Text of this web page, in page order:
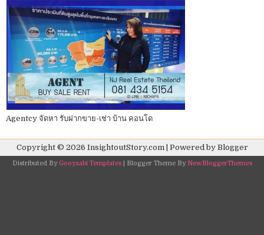
Agentcy จัดหา รับฝากขาย-เช่า บ้าน คอนโด
Copyright © 2026 InsightoutStory.com | Powered by Blogger
Distributed By Gooyaabi Templates| Blogger Theme By NewBloggerThemes